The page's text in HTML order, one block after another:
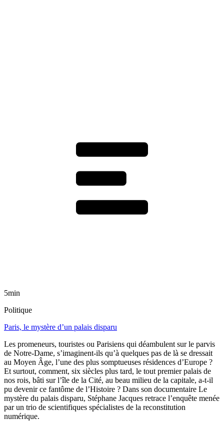
5min
Politique
Paris, le mystère d’un palais disparu
Les promeneurs, touristes ou Parisiens qui déambulent sur le parvis
de Notre-Dame, s’imaginent-ils qu’à quelques pas de là se dressait
au Moyen Âge, l’une des plus somptueuses résidences d’Europe ?
Et surtout, comment, six siècles plus tard, le tout premier palais de
nos rois, bâti sur l’île de la Cité, au beau milieu de la capitale, a-t-il
pu devenir ce fantôme de l’Histoire ? Dans son documentaire Le
mystère du palais disparu, Stéphane Jacques retrace l’enquête menée
par un trio de scientifiques spécialistes de la reconstitution
numérique.